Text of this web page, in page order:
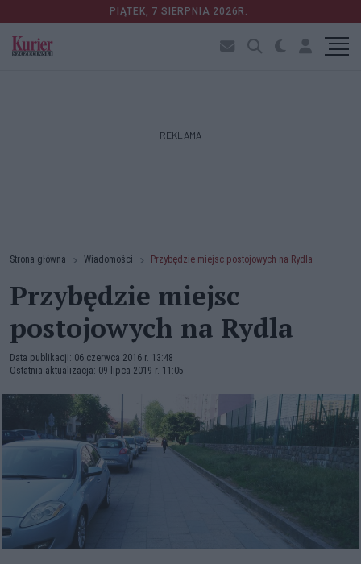
PIĄTEK, 7 SIERPNIA 2026R.
REKLAMA
Strona główna Wiadomości Przybędzie miejsc postojowych na Rydla
Przybędzie miejsc
postojowych na Rydla
Data publikacji: 06 czerwca 2016 r. 13:48
Ostatnia aktualizacja: 09 lipca 2019 r. 11:05